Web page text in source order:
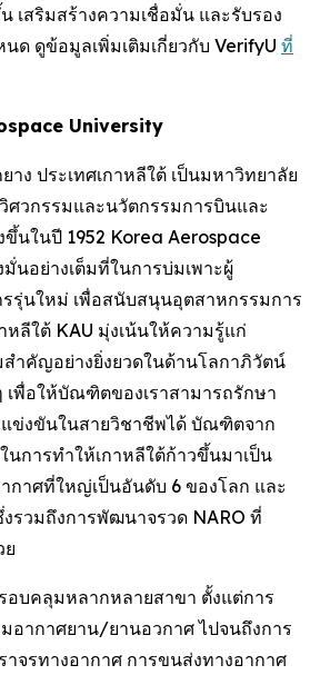
เสริมสร้างความเชื่อมั่น และรับรอง
ด ดูข้อมูลเพิ่มเติมเกี่ยวกับ VerifyU ที่
University
าง ประเทศเกาหลีใต้ เป็นมหาวิทยาลัย
ศวกรรมและนวัตกรรมการบินและ
นในปี 1952 Korea Aerospace
นอย่างเต็มที่ในการบ่มเพาะผู้
รุ่นใหม่ เพื่อสนับสนุนอุตสาหกรรมการ
หลีใต้ KAU มุ่งเน้นให้ความรู้แก่
ำคัญอย่างยิ่งยวดในด้านโลกาภิวัตน์
เพื่อให้บัณฑิตของเราสามารถรักษา
ข่งขันในสายวิชาชีพได้ บัณฑิตจาก
การทำให้เกาหลีใต้ก้าวขึ้นมาเป็น
กาศที่ใหญ่เป็นอันดับ 6 ของโลก และ
รวมถึงการพัฒนาจรวด NARO ที่
ย
อบคลุมหลากหลายสาขา ตั้งแต่การ
อากาศยาน/ยานอวกาศ ไปจนถึงการ
จรทางอากาศ การขนส่งทางอากาศ